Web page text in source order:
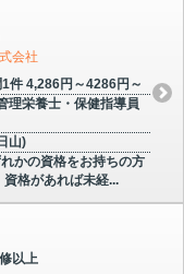
会社
件 4,286円～4286円～
理栄養士・保健指導員
山)
かの資格をお持ちの方
格があれば未経...
以上